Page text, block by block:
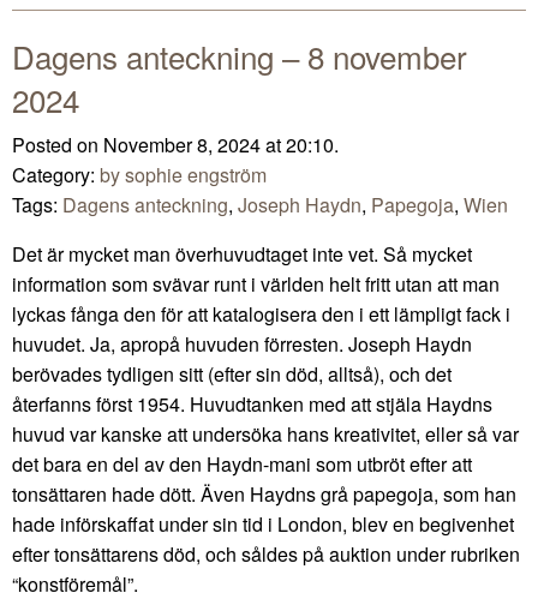
Dagens anteckning – 8 november
2024
Posted on November 8, 2024 at 20:10.
Category: by sophie engström
Tags: Dagens anteckning, Joseph Haydn, Papegoja, Wien
Det är mycket man överhuvudtaget inte vet. Så mycket
information som svävar runt i världen helt fritt utan att man
lyckas fånga den för att katalogisera den i ett lämpligt fack i
huvudet. Ja, apropå huvuden förresten. Joseph Haydn
berövades tydligen sitt (efter sin död, alltså), och det
återfanns först 1954. Huvudtanken med att stjäla Haydns
huvud var kanske att undersöka hans kreativitet, eller så var
det bara en del av den Haydn-mani som utbröt efter att
tonsättaren hade dött. Även Haydns grå papegoja, som han
hade införskaffat under sin tid i London, blev en begivenhet
efter tonsättarens död, och såldes på auktion under rubriken
“konstföremål”.